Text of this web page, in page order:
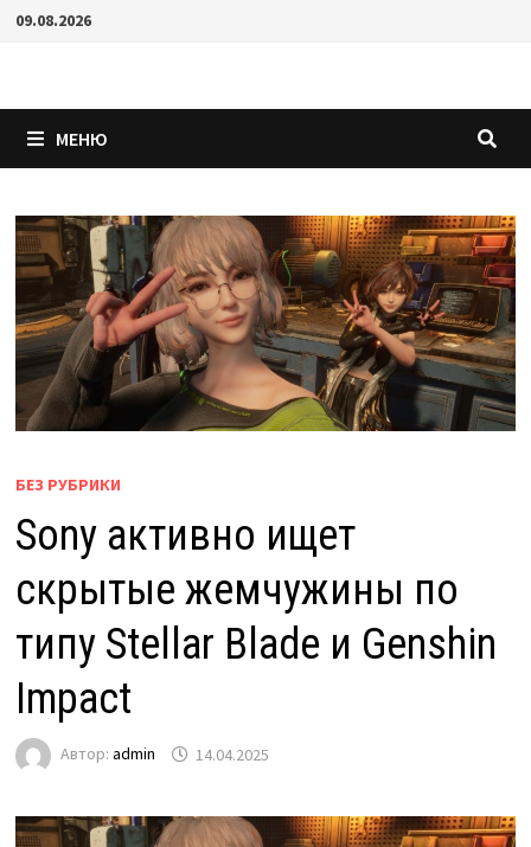
Перейти
09.08.2026
МЕНЮ
БЕЗ РУБРИКИ
Sony активно ищет
скрытые жемчужины по
типу Stellar Blade и Genshin
Impact
Автор: admin 14.04.2025